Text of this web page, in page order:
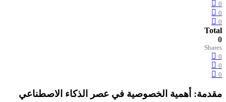
0
0
0
Total
0
Shares
0
0
0
مقدمة: أهمية الخصوصية في عصر الذكاء الاصطناعي